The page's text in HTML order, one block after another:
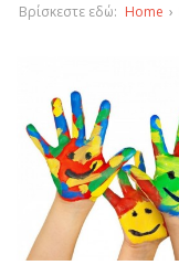
Βρίσκεστε εδώ: Home ›